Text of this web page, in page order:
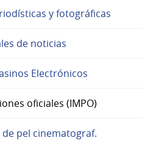
y fotográficas
de noticias
Electrónicos
oficiales (IMPO)
pel cinematograf.